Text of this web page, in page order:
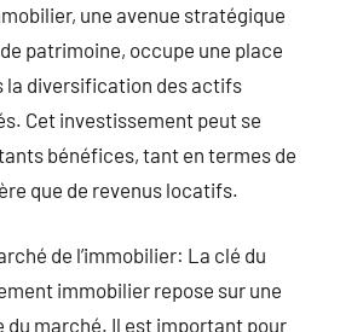
une avenue stratégique
patrimoine, occupe une place
la diversification des actifs
Cet investissement peut se
bénéfices, tant en termes de
que de revenus locatifs.
de l’immobilier: La clé du
immobilier repose sur une
du marché. Il est important pour